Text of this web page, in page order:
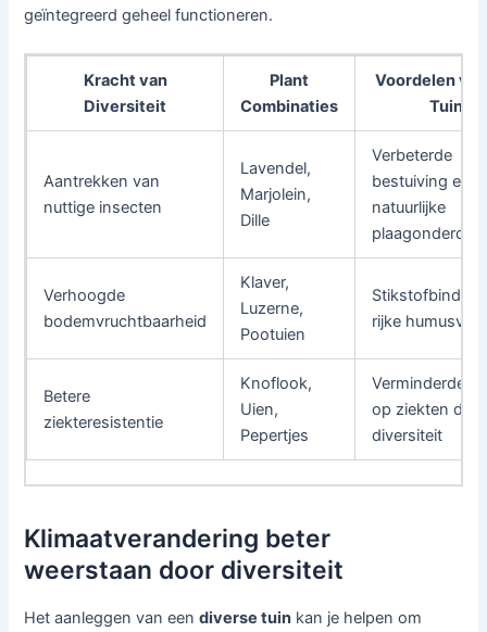
geïntegreerd geheel functioneren.
Kracht van
Diversiteit
Plant
Combinaties
Voordelen
Tuin
Aantrekken van
nuttige insecten
Lavendel,
Marjolein,
Dille
Verbeterde
bestuiving en
natuurlijke
Verhoogde
bodemvruchtbaarheid
Klaver,
Luzerne,
Pootuien
Stikstofbinding
rijke
Betere
ziekteresistentie
Knoflook,
Uien,
Pepertjes
Verminderde
op ziekten
diversiteit
Klimaatverandering beter
weerstaan door diversiteit
Het aanleggen van eendiverse tuin kan je helpen om